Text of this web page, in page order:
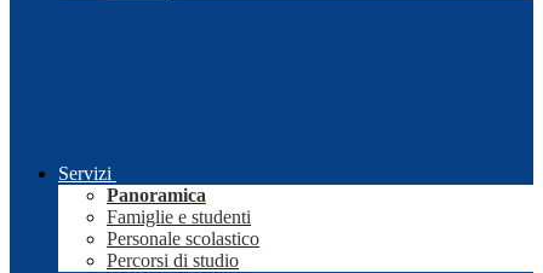
Servizi
Panoramica
Famiglie e studenti
Personale scolastico
Percorsi di studio